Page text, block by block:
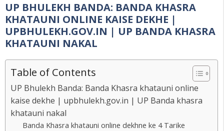
UP BHULEKH BANDA: BANDA KHASRA
KHATAUNI ONLINE KAISE DEKHE |
UPBHULEKH.GOV.IN | UP BANDA KHASRA
KHATAUNI NAKAL
Table of Contents
UP Bhulekh Banda: Banda Khasra khatauni online
kaise dekhe | upbhulekh.gov.in | UP Banda khasra
khatauni nakal
Banda Khasra khatauni online dekhne ke 4 Tarike